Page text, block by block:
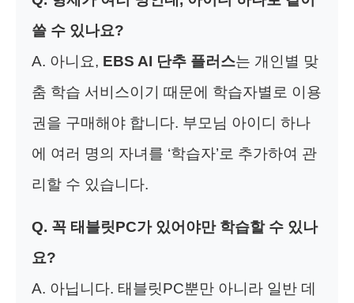
쓸 수 있나요?
A. 아니요, EBS AI 단추 플러스는 개인별 맞
춤 학습 서비스이기 때문에 학습자별로 이용
권을 구매해야 합니다. 부모님 아이디 하나
에 여러 명의 자녀를 ‘학습자’로 추가하여 관
리할 수 있습니다.
Q. 꼭 태블릿PC가 있어야만 학습할 수 있나
요?
A. 아닙니다. 태블릿PC뿐만 아니라 일반 데